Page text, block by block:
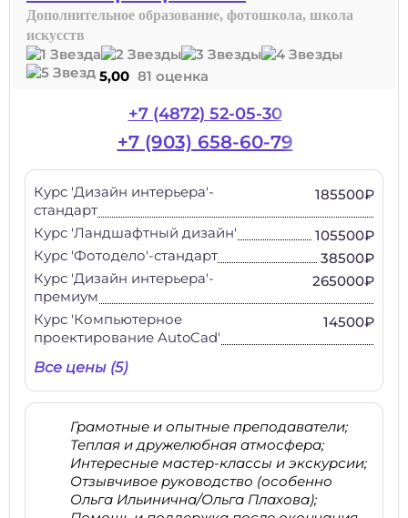
Дополнительное образование, фотошкола, школа
искусств
5,00 81 оценка
+7 (4872) 52-05-30
+7 (903) 658-60-79
Курс 'Дизайн интерьера'-
стандарт
185500₽
Курс 'Ландшафтный дизайн'
105500₽
Курс 'Фотодело'-стандарт
38500₽
Курс 'Дизайн интерьера'-
премиум
265000₽
Курс 'Компьютерное
проектирование AutoCad'
14500₽
Все цены (5)
Грамотные и опытные преподаватели;
Теплая и дружелюбная атмосфера;
Интересные мастер-классы и экскурсии;
Отзывчивое руководство (особенно
Ольга Ильинична/Ольга Плахова);